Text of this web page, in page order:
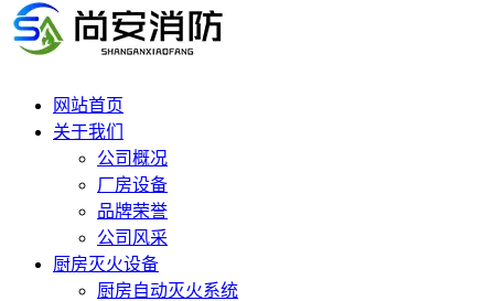
网站首页
关于我们
公司概况
厂房设备
品牌荣誉
公司风采
厨房灭火设备
厨房自动灭火系统